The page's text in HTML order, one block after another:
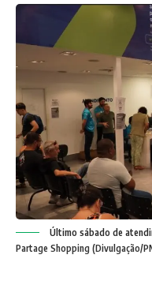
Último sábado de
Partage Shopping (Divulgação/